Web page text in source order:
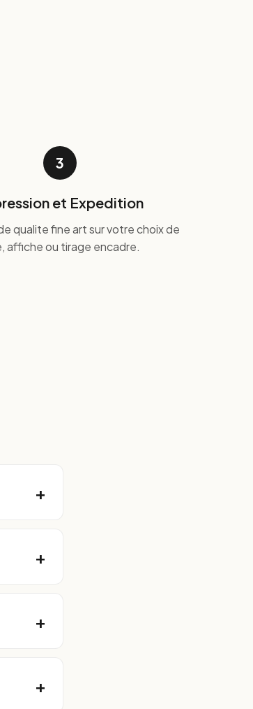
3
et Expedition
qualite fine art sur votre choix de
affiche ou tirage encadre.